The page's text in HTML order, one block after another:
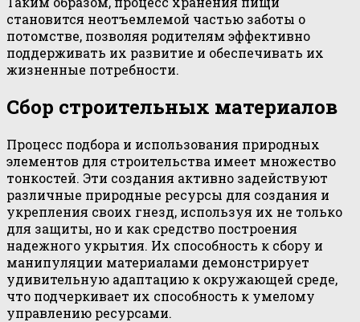
становится неотъемлемой частью заботы о
потомстве, позволяя родителям эффективно
поддерживать их развитие и обеспечивать их
жизненные потребности.
Сбор строительных материалов
Процесс подбора и использования природных
элементов для строительства имеет множество
тонкостей. Эти создания активно задействуют
различные природные ресурсы для создания и
укрепления своих гнезд, используя их не только
для защиты, но и как средство построения
надежного укрытия. Их способность к сбору и
манипуляции материалами демонстрирует
удивительную адаптацию к окружающей среде,
что подчеркивает их способность к умелому
управлению ресурсами.